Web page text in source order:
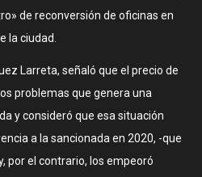
de reconversión de oficinas en
la ciudad.
Larreta, señaló que el precio de
problemas que genera una
y consideró que esa situación
a la sancionada en 2020, -que
por el contrario, los empeoró